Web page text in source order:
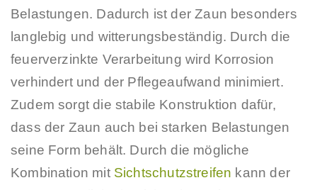
Belastungen. Dadurch ist der Zaun besonders
langlebig und witterungsbeständig. Durch die
feuerverzinkte Verarbeitung wird Korrosion
verhindert und der Pflegeaufwand minimiert.
Zudem sorgt die stabile Konstruktion dafür,
dass der Zaun auch bei starken Belastungen
seine Form behält. Durch die mögliche
Kombination mit Sichtschutzstreifen kann der